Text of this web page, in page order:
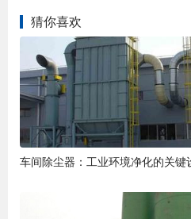
猜你喜欢
车间除尘器：工业环境净化的关键